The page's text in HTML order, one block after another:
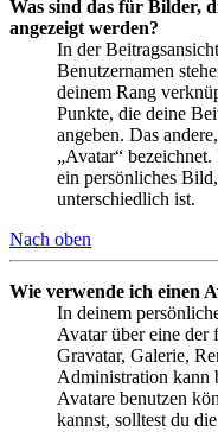
Was sind das für Bilder,
angezeigt werden?
In der
Benutzernamen
deinem Rang
Punkte, die deine
angeben. Das
„Avatar“
ein persönliches
unterschiedlich ist.
Nach oben
Wie verwende ich einen
In deinem
Avatar über eine der
Gravatar, Galerie,
Administration kann
Avatare benutzen
kannst, solltest du